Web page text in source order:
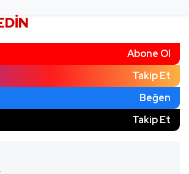
Abone Ol
Takip Et
Beğen
Takip Et